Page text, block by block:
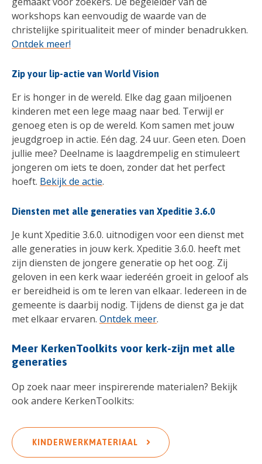
workshops kan eenvoudig de waarde van de
christelijke spiritualiteit meer of minder benadrukken.
Ontdek meer!
Zip your lip-actie van World Vision
Er is honger in de wereld. Elke dag gaan miljoenen
kinderen met een lege maag naar bed. Terwijl er
genoeg eten is op de wereld. Kom samen met jouw
jeugdgroep in actie. Eén dag. 24 uur. Geen eten. Doen
jullie mee? Deelname is laagdrempelig en stimuleert
jongeren om iets te doen, zonder dat het perfect
hoeft. Bekijk de actie.
Diensten met alle generaties van Xpeditie 3.6.0
Je kunt Xpeditie 3.6.0. uitnodigen voor een dienst met
alle generaties in jouw kerk. Xpeditie 3.6.0. heeft met
zijn diensten de jongere generatie op het oog. Zij
geloven in een kerk waar iederéén groeit in geloof als
er bereidheid is om te leren van elkaar. Iedereen in de
gemeente is daarbij nodig. Tijdens de dienst ga je dat
met elkaar ervaren. Ontdek meer.
Meer KerkenToolkits voor kerk-zijn met alle
generaties
Op zoek naar meer inspirerende materialen? Bekijk
ook andere KerkenToolkits:
KINDERWERKMATERIAAL